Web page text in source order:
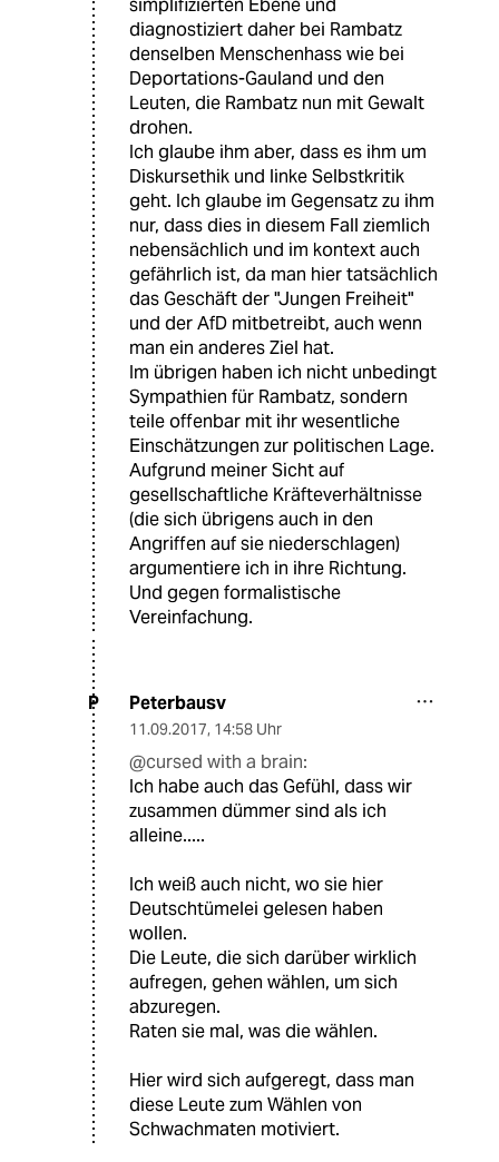
simplifizierten Ebene und
diagnostiziert daher bei Rambatz
denselben Menschenhass wie bei
Deportations-Gauland und den
Leuten, die Rambatz nun mit Gewalt
drohen.
Ich glaube ihm aber, dass es ihm um
Diskursethik und linke Selbstkritik
geht. Ich glaube im Gegensatz zu ihm
nur, dass dies in diesem Fall ziemlich
nebensächlich und im kontext auch
gefährlich ist, da man hier tatsächlich
das Geschäft der "Jungen Freiheit"
und der AfD mitbetreibt, auch wenn
man ein anderes Ziel hat.
Im übrigen haben ich nicht unbedingt
Sympathien für Rambatz, sondern
teile offenbar mit ihr wesentliche
Einschätzungen zur politischen Lage.
Aufgrund meiner Sicht auf
gesellschaftliche Kräfteverhältnisse
(die sich übrigens auch in den
Angriffen auf sie niederschlagen)
argumentiere ich in ihre Richtung.
Und gegen formalistische
Vereinfachung.
P Peterbausv
11.09.2017, 14:58 Uhr
@cursed with a brain:
Ich habe auch das Gefühl, dass wir
zusammen dümmer sind als ich
alleine.....
Ich weiß auch nicht, wo sie hier
Deutschtümelei gelesen haben
wollen.
Die Leute, die sich darüber wirklich
aufregen, gehen wählen, um sich
abzuregen.
Raten sie mal, was die wählen.
Hier wird sich aufgeregt, dass man
diese Leute zum Wählen von
Schwachmaten motiviert.